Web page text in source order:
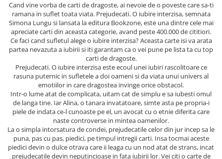
Masaj
MedConnect
Medicina & Farmacie
SealfHealing
Starea de bine
Terapii Alternative
AudioBook
Beletristica
Cand vine vorba de carti de dragoste, ai nevoie de o poveste care sa-ti
ramana in suflet toata viata. Prejudecati. O iubire interzisa, semnata
Simona Lungu si lansata la editura Bookzone, este una dintre cele mai
apreciate carti din aceasta categorie, avand peste 400.000 de cititiori.
Ce faci cand sufletul alege o iubire interzisa? Aceasta carte isi va arata
partea nevazuta a iubirii si iti garantam ca o vei pune pe lista ta cu top
carti de dragoste.
Prejudecati. O iubire interzisa este ecoul unei iubiri rascolitoare ce
rasuna puternic in sufletele a doi oameni si da viata unui univers al
emotiilor in care dragostea invinge orice obstacol.
Intr-o lume atat de complicata, uitam cat de simplu e sa iubesti omul
de langa tine. Iar Alina, o tanara invatatoare, simte asta pe propria-i
piele de indata ce-l cunoaste pe el, un avocat cu o etnie diferita care
naste controverse in mintea oamenilor.
La o simpla intorsatura de condei, prejudecatile celor din jur incep sa le
puna, pas cu pas, piedici, pe timpul intregii carti. Insa tocmai aceste
piedici devin o dulce otrava care ii leaga cu un nod atat de strans, incat
prejudecatile devin neputincioase in fata iubirii lor. Vei citi o carte de